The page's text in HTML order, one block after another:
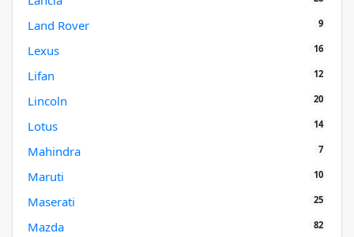
Land Rover 9
Lexus 16
Lifan 12
Lincoln 20
Lotus 14
Mahindra 7
Maruti 10
Maserati 25
Mazda 82